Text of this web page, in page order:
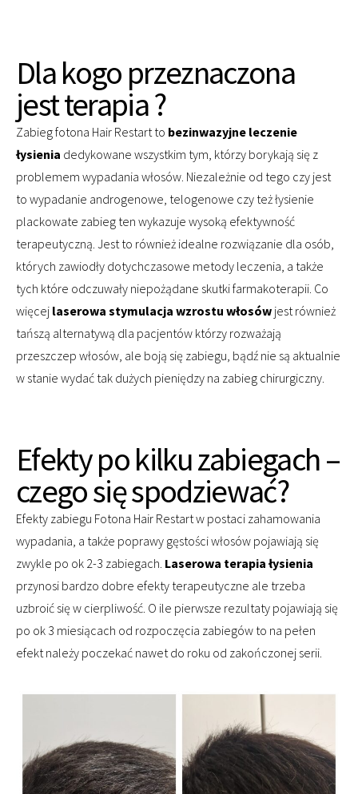
Dla kogo przeznaczona
jest terapia ?
Zabieg fotona Hair Restart to bezinwazyjne leczenie
łysienia dedykowane wszystkim tym, którzy borykają się z
problemem wypadania włosów. Niezależnie od tego czy jest
to wypadanie androgenowe, telogenowe czy też łysienie
plackowate zabieg ten wykazuje wysoką efektywność
terapeutyczną. Jest to również idealne rozwiązanie dla osób,
których zawiodły dotychczasowe metody leczenia, a także
tych które odczuwały niepożądane skutki farmakoterapii. Co
więcej laserowa stymulacja wzrostu włosów jest również
tańszą alternatywą dla pacjentów którzy rozważają
przeszczep włosów, ale boją się zabiegu, bądź nie są aktualnie
w stanie wydać tak dużych pieniędzy na zabieg chirurgiczny.
Efekty po kilku zabiegach –
czego się spodziewać?
Efekty zabiegu Fotona Hair Restart w postaci zahamowania
wypadania, a także poprawy gęstości włosów pojawiają się
zwykle po ok 2-3 zabiegach. Laserowa terapia łysienia
przynosi bardzo dobre efekty terapeutyczne ale trzeba
uzbroić się w cierpliwość. O ile pierwsze rezultaty pojawiają się
po ok 3 miesiącach od rozpoczęcia zabiegów to na pełen
efekt należy poczekać nawet do roku od zakończonej serii.